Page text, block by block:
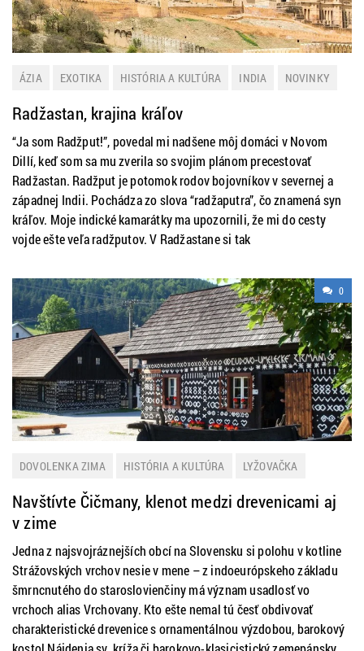
ÁZIA EXOTIKA HISTÓRIA A KULTÚRA INDIA
NOVINKY
TIP NA VÝLET
ZAHRANIČIE
Radžastan, krajina kráľov
“Ja som Radžput!”, povedal mi nadšene môj domáci v Novom
Dillí, keď som sa mu zverila so svojim plánom precestovať
Radžastan. Radžput je potomok rodov bojovníkov v severnej a
západnej Indii. Pochádza zo slova “radžaputra”, čo znamená syn
kráľov. Moje indické kamarátky ma upozornili, že mi do cesty
vojde ešte veľa radžputov. V Radžastane si tak
0
DOVOLENKA ZIMA HISTÓRIA A KULTÚRA
LYŽOVAČKA
SLOVENSKO
Navštívte Čičmany, klenot medzi drevenicami aj
v zime
Jedna z najsvojráznejších obcí na Slovensku si polohu v kotline
Strážovských vrchov nesie v mene – z indoeurópskeho základu
šmrncnutého do staroslovienčiny má význam usadlosť vo
vrchoch alias Vrchovany. Kto ešte nemal tú česť obdivovať
charakteristické drevenice s ornamentálnou výzdobou, barokový